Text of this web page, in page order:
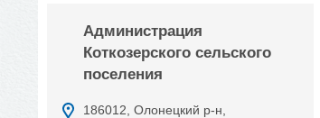
Администрация
Коткозерского сельского
поселения
186012, Олонецкий р-н,